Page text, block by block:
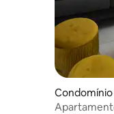
Condomínio
ngo